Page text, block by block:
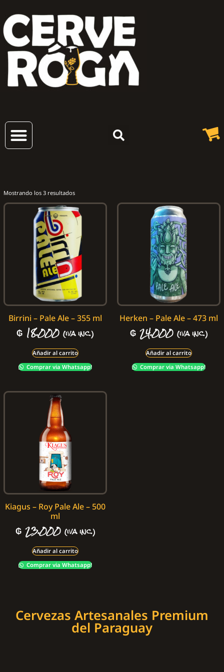
Mostrando los 3 resultados
Birrini – Pale Ale – 355 ml
₲ 18.000 (iva inc.)
Añadir al carrito
Comprar via Whatsapp!
Herken – Pale Ale – 473 ml
₲24.000 (iva inc.)
Añadir al carrito
Comprar via Whatsapp!
Kiagus – Roy Pale Ale – 500
ml
₲23.000 (iva inc.)
Añadir al carrito
Comprar via Whatsapp!
Cervezas Artesanales Premium
del Paraguay